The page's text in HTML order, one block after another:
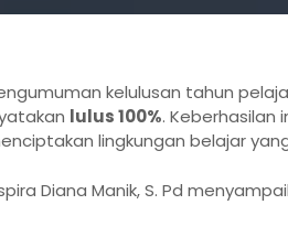
kelulusan tahun
lulus 100%. Keberhasilan
lingkungan belajar
Diana Manik, S. Pd